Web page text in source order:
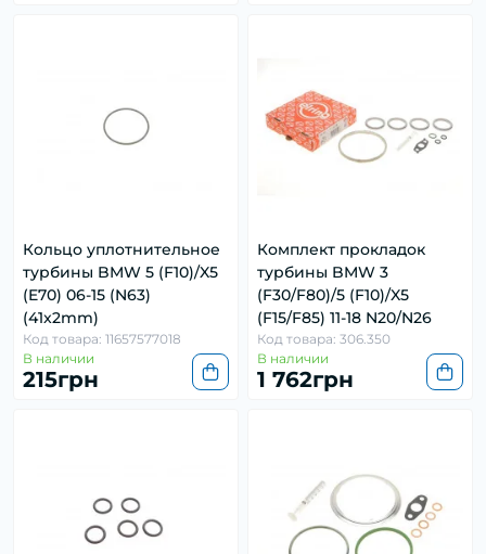
Кольцо уплотнительное
турбины BMW 5 (F10)/X5
(E70) 06-15 (N63)
(41x2mm)
Код товара: 11657577018
В наличии
215грн
Комплект прокладок
турбины BMW 3
(F30/F80)/5 (F10)/X5
(F15/F85) 11-18 N20/N26
Код товара: 306.350
В наличии
1 762грн